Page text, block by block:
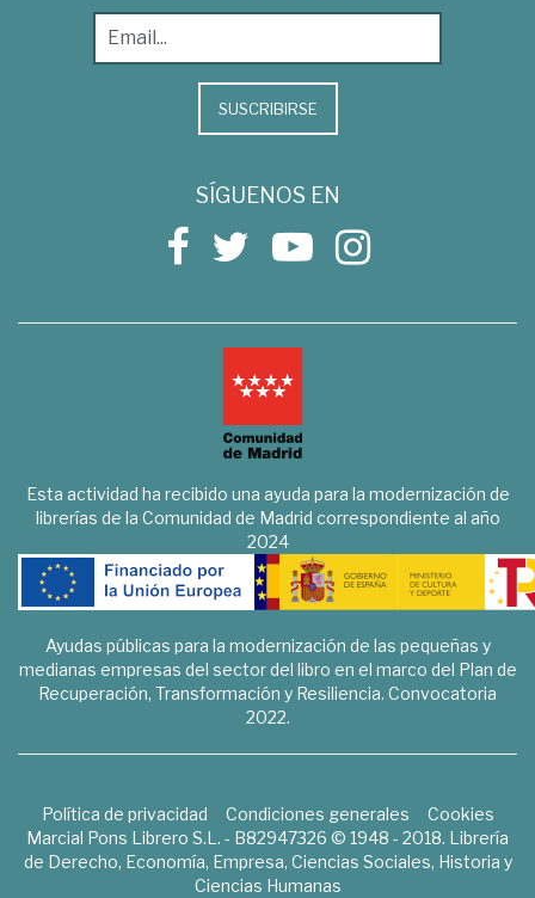
SUSCRIBIRSE
SÍGUENOS EN
Esta actividad ha recibido una ayuda para la modernización de
librerías de la Comunidad de Madrid correspondiente al año
2024
Ayudas públicas para la modernización de las pequeñas y
medianas empresas del sector del libro en el marco del Plan de
Recuperación, Transformación y Resiliencia. Convocatoria
2022.
Política de privacidad Condiciones generales
Cookies
Marcial Pons Librero S.L. - B82947326 © 1948 - 2018. Librería
de Derecho, Economía, Empresa, Ciencias Sociales, Historia y
Ciencias Humanas